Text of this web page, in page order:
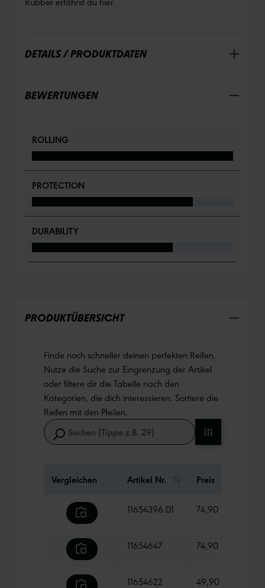
DETAILS / PRODUKTDATEN
BEWERTUNGEN
ROLLING
PROTECTION
DURABILITY
PRODUKTÜBERSICHT
Finde noch schneller deinen perfekten Reifen.
Nutze die Suche zur Eingrenzung der Artikel
oder filtere dir die Tabelle nach den
Kategorien, die dich interessieren. Sortiere die
Reifen mit den Pfeilen.
Vergleichen Artikel Nr. Preis
11654396.01 74,90 €
11654647 74,90 €
11654622 49,90 €